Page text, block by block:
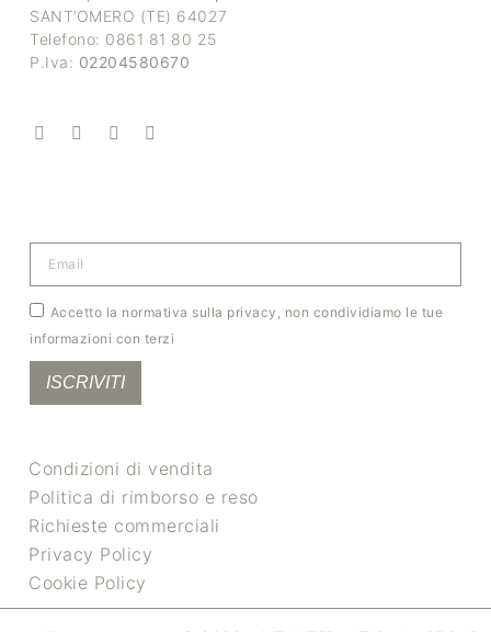
SANT’OMERO (TE) 64027
Telefono: 0861 81 80 25
P.Iva: 02204580670
Accetto la normativa sulla privacy, non condividiamo le tue
informazioni con terzi
ISCRIVITI
Condizioni di vendita
Politica di rimborso e reso
Richieste commerciali
Privacy Policy
Cookie Policy